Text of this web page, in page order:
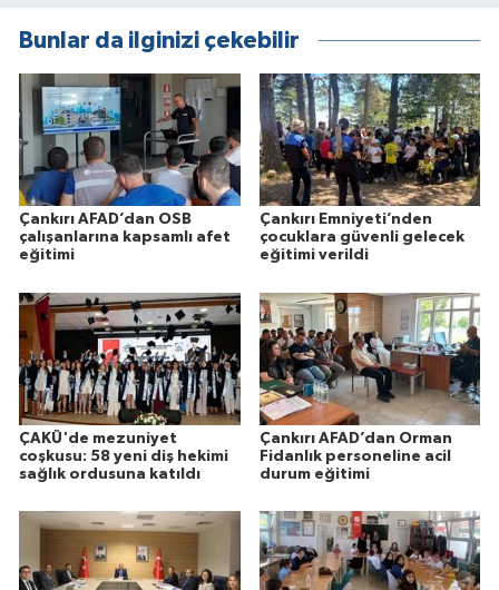
Bunlar da ilginizi çekebilir
Çankırı AFAD’dan OSB
çalışanlarına kapsamlı afet
eğitimi
Çankırı Emniyeti’nden
çocuklara güvenli gelecek
eğitimi verildi
ÇAKÜ'de mezuniyet
coşkusu: 58 yeni diş hekimi
sağlık ordusuna katıldı
Çankırı AFAD’dan Orman
Fidanlık personeline acil
durum eğitimi